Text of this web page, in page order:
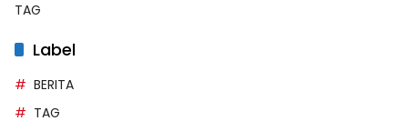
TAG
Label
BERITA
TAG